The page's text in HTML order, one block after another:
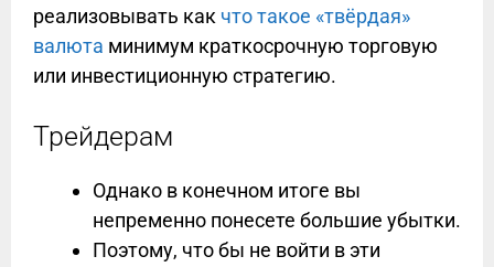
реализовывать как что такое «твёрдая»
валюта минимум краткосрочную торговую
или инвестиционную стратегию.
Трейдерам
Однако в конечном итоге вы
непременно понесете большие убытки.
Поэтому, что бы не войти в эти